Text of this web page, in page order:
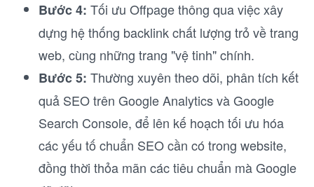
Bước 4: Tối ưu Offpage thông qua việc xây
dựng hệ thống backlink chất lượng trỏ về trang
web, cùng những trang "vệ tinh" chính.
Bước 5: Thường xuyên theo dõi, phân tích kết
quả SEO trên Google Analytics và Google
Search Console, để lên kế hoạch tối ưu hóa
các yếu tố chuẩn SEO cần có trong website,
đồng thời thỏa mãn các tiêu chuẩn mà Google